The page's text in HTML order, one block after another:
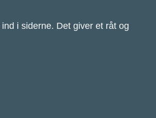
i siderne. Det giver et råt og